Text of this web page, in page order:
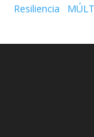
Resiliencia